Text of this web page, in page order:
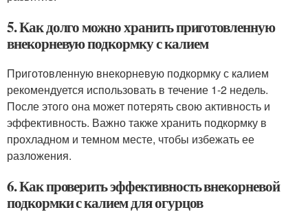
5. Как долго можно хранить приготовленную
внекорневую подкормку с калием
Приготовленную внекорневую подкормку с калием
рекомендуется использовать в течение 1-2 недель.
После этого она может потерять свою активность и
эффективность. Важно также хранить подкормку в
прохладном и темном месте, чтобы избежать ее
разложения.
6. Как проверить эффективность внекорневой
подкормки с калием для огурцов